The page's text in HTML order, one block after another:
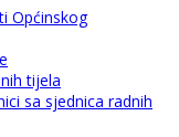
Općinskog
tijela
sa sjednica radnih